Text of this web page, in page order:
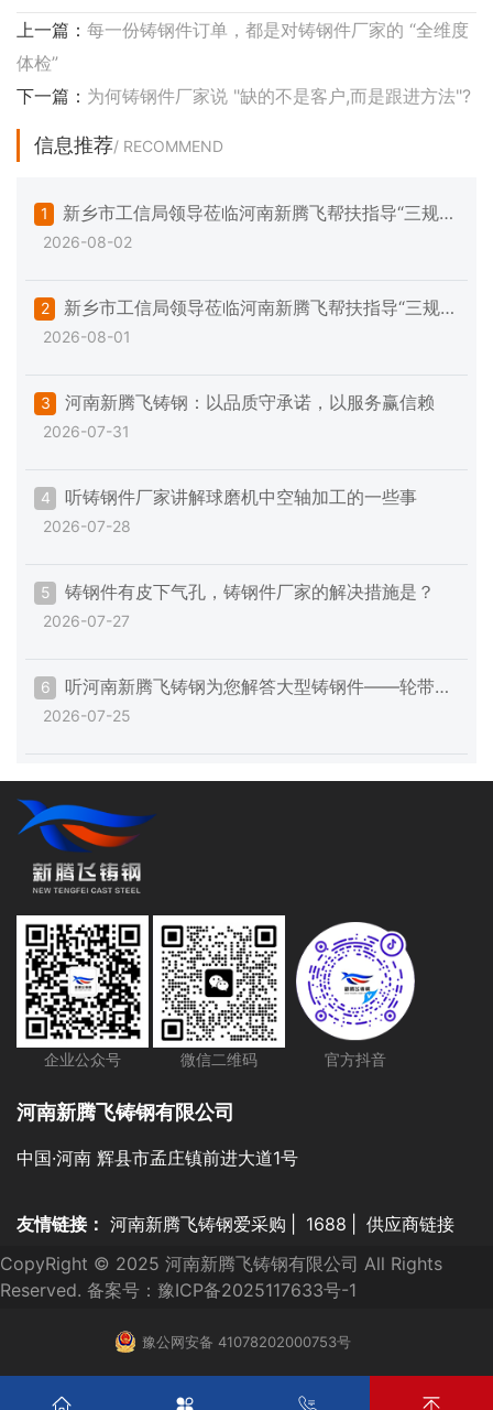
上一篇： 每一份铸钢件订单，都是对铸钢件厂家的 “全维度
体检”
下一篇： 为何铸钢件厂家说 "缺的不是客户,而是跟进方法"?
信息推荐/ RECOMMEND
1
新乡市工信局领导莅临河南新腾飞帮扶指导“三规范
一提升”专项工作
2026-08-02
2
新乡市工信局领导莅临河南新腾飞帮扶指导“三规范
一提升”专项工作
2026-08-01
3 河南新腾飞铸钢：以品质守承诺，以服务赢信赖
2026-07-31
4 听铸钢件厂家讲解球磨机中空轴加工的一些事
2026-07-28
5 铸钢件有皮下气孔，铸钢件厂家的解决措施是？
2026-07-27
6
听河南新腾飞铸钢为您解答大型铸钢件——轮带设
计原则与工艺要点
2026-07-25
企业公众号 微信二维码 官方抖音
河南新腾飞铸钢有限公司
中国·河南 辉县市孟庄镇前进大道1号
友情链接： 河南新腾飞铸钢爱采购 1688
供应商链接
CopyRight © 2025 河南新腾飞铸钢有限公司 All Rights
Reserved. 备案号： 豫ICP备2025117633号-1
豫公网安备 41078202000753号